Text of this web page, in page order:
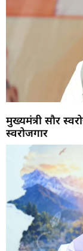
मुख्यमंत्री सौर
स्वरोजगार